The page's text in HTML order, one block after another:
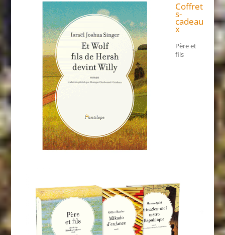
Coffret
s-
cadeau
x
Père et
fils